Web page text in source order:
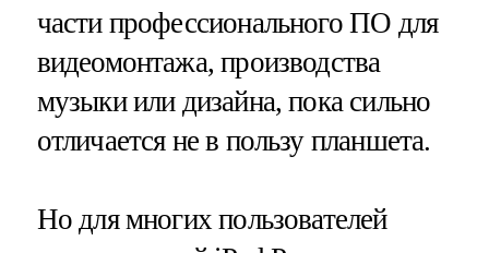
части профессионального ПО для
видеомонтажа, производства
музыки или дизайна, пока сильно
отличается не в пользу планшета.
Но для многих пользователей